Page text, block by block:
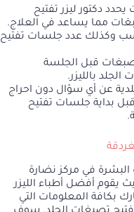
دكتور ليزر تفتيح
مما يساعد في العلاج.
وكذلك عدد جلسات تفتيح
قبل الجلسة
الجلد بالليزر.
عن أي سؤال دون احراج
بداية جلسات تفتيح
في مركز نضارة
يقوم أفضل أطباء الليزر
بكافة المعلومات التي